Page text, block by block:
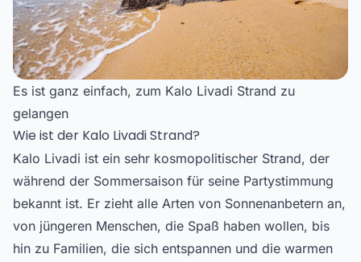
Es ist ganz einfach, zum Kalo Livadi Strand zu
gelangen
Wie ist der Kalo Livadi Strand?
Kalo Livadi ist ein sehr kosmopolitischer Strand, der
während der Sommersaison für seine Partystimmung
bekannt ist. Er zieht alle Arten von Sonnenanbetern an,
von jüngeren Menschen, die Spaß haben wollen, bis
hin zu Familien, die sich entspannen und die warmen